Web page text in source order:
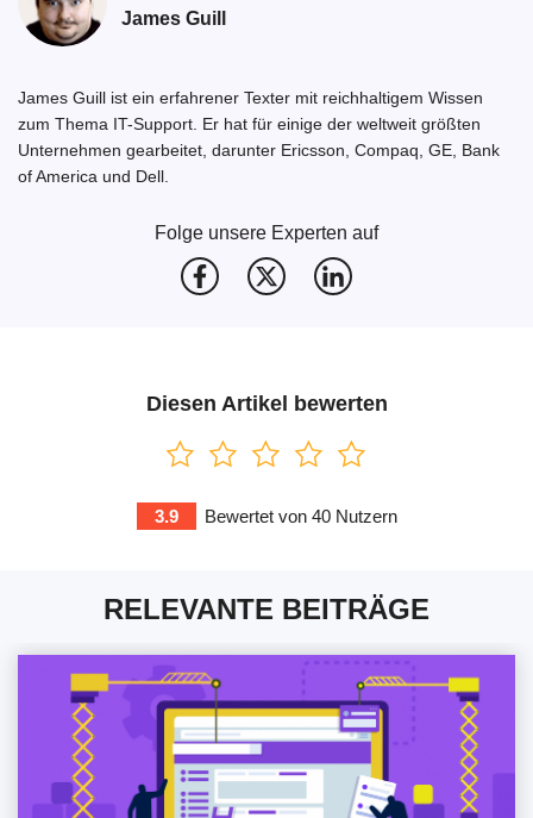
James Guill
James Guill ist ein erfahrener Texter mit reichhaltigem Wissen
zum Thema IT-Support. Er hat für einige der weltweit größten
Unternehmen gearbeitet, darunter Ericsson, Compaq, GE, Bank
of America und Dell.
Folge unsere Experten auf
Diesen Artikel bewerten
3.9 Bewertet von 40Nutzern
RELEVANTE BEITRÄGE